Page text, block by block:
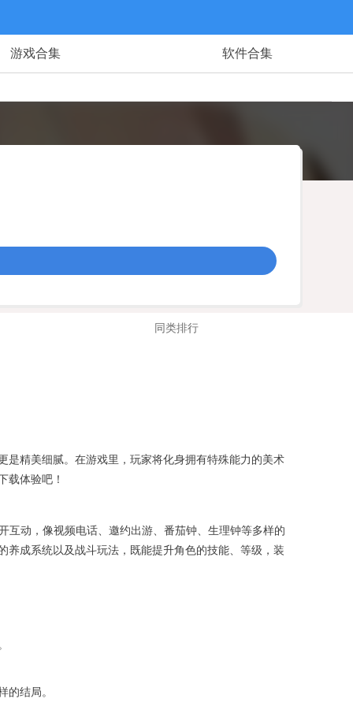
游戏合集 软件合集
同类排行
是精美细腻。在游戏里，玩家将化身拥有特殊能力的美术
载体验吧！
互动，像视频电话、邀约出游、番茄钟、生理钟等多样的
成系统以及战斗玩法，既能提升角色的技能、等级，装
的结局。